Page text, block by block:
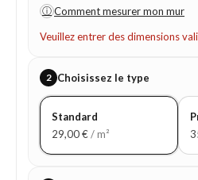
ⓘ Comment mesurer mon mur
Veuillez entrer des dimensions
2 Choisissez le type
Standard
29,00€/ m²